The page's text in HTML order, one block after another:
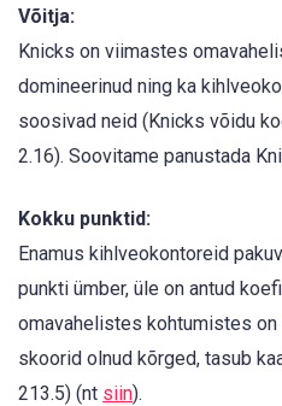
Võitja:
Knicks on viimastes
domineerinud ning ka
soosivad neid (Knicks võidu
2.16). Soovitame panustada
Kokku punktid:
Enamus kihlveokontoreid
punkti ümber, üle on antud
omavahelistes kohtumistes
skoorid olnud kõrged, tasub
213.5) (nt siin).